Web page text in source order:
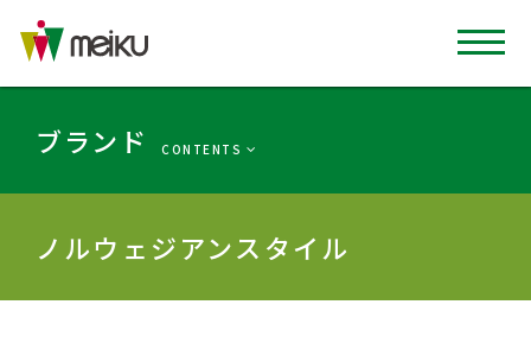
ブランド CONTENTS
ノルウェジアンスタイル